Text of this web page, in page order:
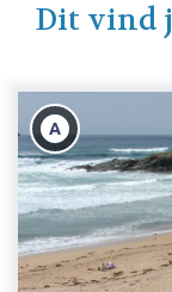
Dit vind
A